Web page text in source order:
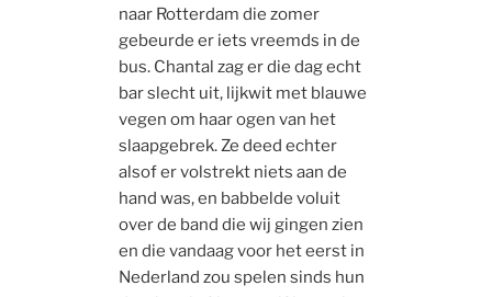
naar Rotterdam die zomer
gebeurde er iets vreemds in de
bus. Chantal zag er die dag echt
bar slecht uit, lijkwit met blauwe
vegen om haar ogen van het
slaapgebrek. Ze deed echter
alsof er volstrekt niets aan de
hand was, en babbelde voluit
over de band die wij gingen zien
en die vandaag voor het eerst in
Nederland zou spelen sinds hun